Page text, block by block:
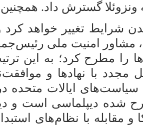
ونزوئلا گسترش داد.
شرایط تغییر خواهد
مشاور امنیت ملی
را مطرح کرد؛ به این
مجدد با نهادها و
سیاست‌های ایالات
شده دیپلماسی است و
و مقابله با نظام‌های